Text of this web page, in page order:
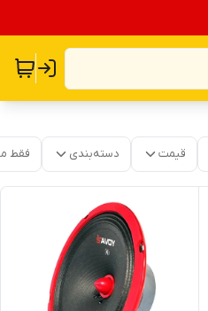
قیمت دسته‌بندی فقط